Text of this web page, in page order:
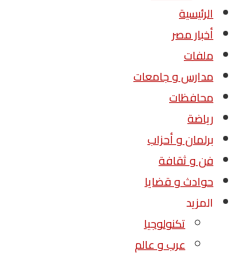
الرئيسية
أخبار مصر
ملفات
مدارس و جامعات
محافظات
رياضة
برلمان و أحزاب
فن و ثقافة
حوادث و قضايا
المزيد
تكنولوجيا
عرب و عالم